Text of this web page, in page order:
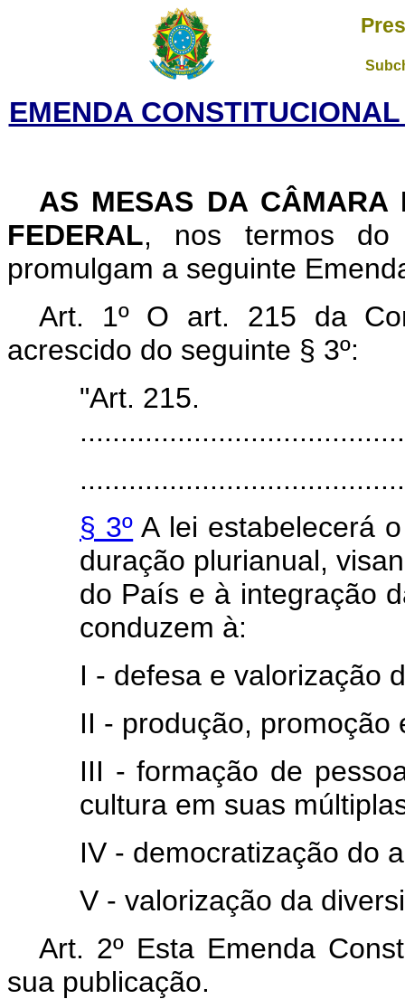
EMENDA
AS MESAS DA CÂMARA
FEDERAL, nos termos do
promulgam a seguinte
Art. 1º O art. 215 da
acrescido do seguinte § 3º:
"Art. 215.
§ 3º A lei estabelecerá
duração plurianual,
do País e à integração
conduzem à:
I - defesa e valorização
II - produção, promoção
III - formação de
cultura em suas
IV - democratização do
V - valorização da
Art. 2º Esta Emenda
sua publicação.